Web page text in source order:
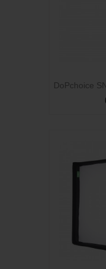
DoPchoice